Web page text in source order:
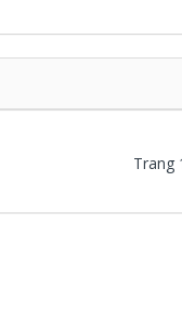
Trang